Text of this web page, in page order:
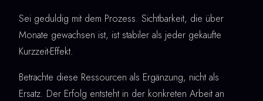
Sei geduldig mit dem Prozess. Sichtbarkeit, die über
Monate gewachsen ist, ist stabiler als jeder gekaufte
Kurzzeit-Effekt.
Betrachte diese Ressourcen als Ergänzung, nicht als
Ersatz. Der Erfolg entsteht in der konkreten Arbeit an